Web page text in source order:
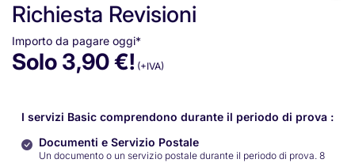
Richiesta Revisioni
Importo da pagare oggi*
Solo 3,90 €! (+IVA)
I servizi Basic comprendono durante il periodo di prova :
Documenti e Servizio Postale
Un documento o un servizio postale durante il periodo di prova. 8